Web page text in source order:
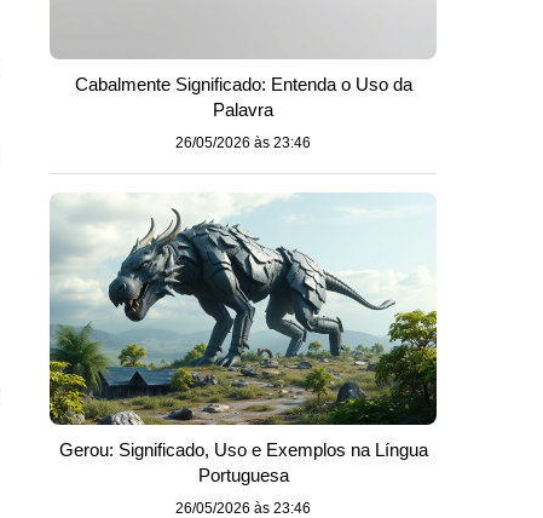
Cabalmente Significado: Entenda o Uso da
Palavra
26/05/2026 às 23:46
Gerou: Significado, Uso e Exemplos na Língua
Portuguesa
26/05/2026 às 23:46